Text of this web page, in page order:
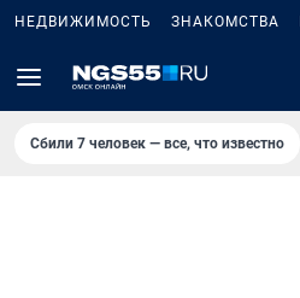
НЕДВИЖИМОСТЬ ЗНАКОМСТВА
Сбили 7 человек — все, что известно